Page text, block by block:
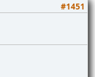
#1451